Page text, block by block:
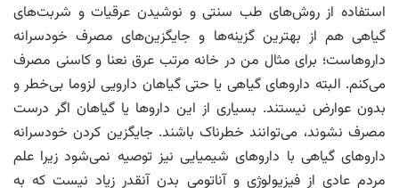
استفاده از روش‌های طب سنتی و نوشیدن عرقیات و شربت‌های
گیاهی هم از بهترین گزینه‌ها و جایگزین‌های مصرف خودسرانه
داروهاست؛ برای مثال من در خانه مرتب عرق نعنا و کاسنی مصرف
می‌کنم. البته داروهای گیاهی یا حتی گیاهان دارویی لزوما بی‌خطر و
بدون عوارض نیستند. بسیاری از این داروها یا گیاهان اگر درست
مصرف نشوند، می‌توانند خطرناک باشند. جایگزین کردن خودسرانه
داروهای گیاهی با داروهای شیمیایی نیز توصیه نمی‌شود زیرا علم
مردم عادی از فیزیولوژی و آناتومی بدن آنقدر زیاد نیست که به